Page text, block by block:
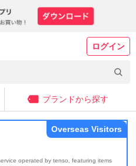
ログイン
ブランドから探す
operated by tenso, featuring items
Overseas Visitors